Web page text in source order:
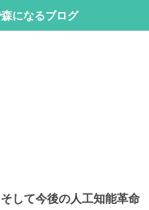
になるブログ
して今後の人工知能革命